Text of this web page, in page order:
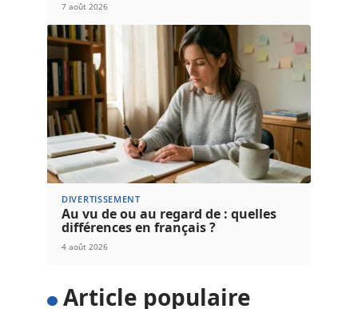
7 août 2026
DIVERTISSEMENT
Au vu de ou au regard de : quelles
différences en français ?
4 août 2026
Article populaire